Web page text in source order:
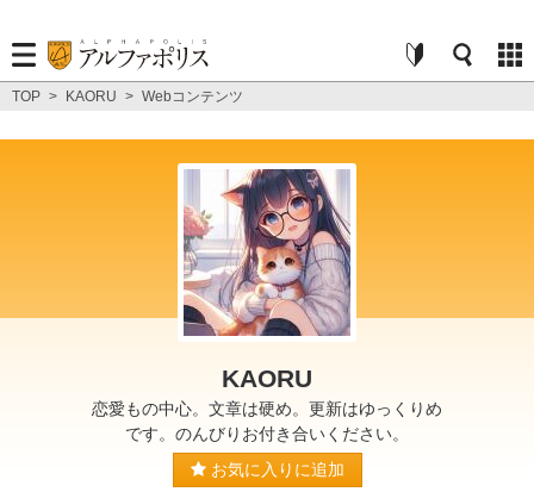
TOP > KAORU > Webコンテンツ
KAORU
恋愛もの中心。文章は硬め。更新はゆっくりめ
です。のんびりお付き合いください。
お気に入りに追加